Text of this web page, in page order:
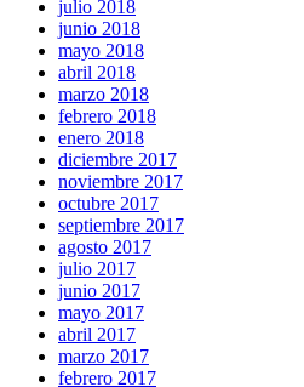
julio 2018
junio 2018
mayo 2018
abril 2018
marzo 2018
febrero 2018
enero 2018
diciembre 2017
noviembre 2017
octubre 2017
septiembre 2017
agosto 2017
julio 2017
junio 2017
mayo 2017
abril 2017
marzo 2017
febrero 2017